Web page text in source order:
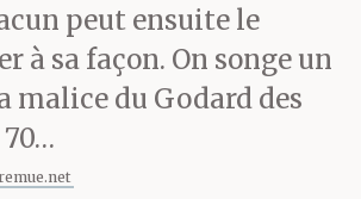
la
des
immenses,
tranches
peut ensuite le
à sa façon. On songe un
malice du Godard des
70…
remue.net